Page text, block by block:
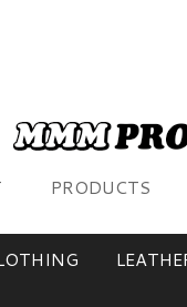
PRODUCTS